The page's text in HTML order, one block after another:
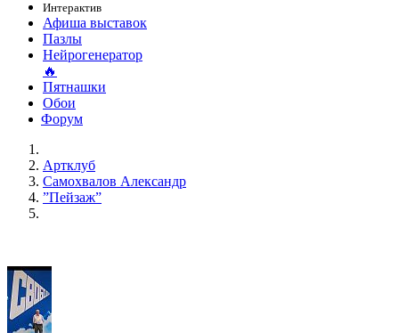
Интерактив
Афиша выставок
Пазлы
Нейрогенератор
🔥
Пятнашки
Обои
Форум
Артклуб
Самохвалов Александр
”Пейзаж”